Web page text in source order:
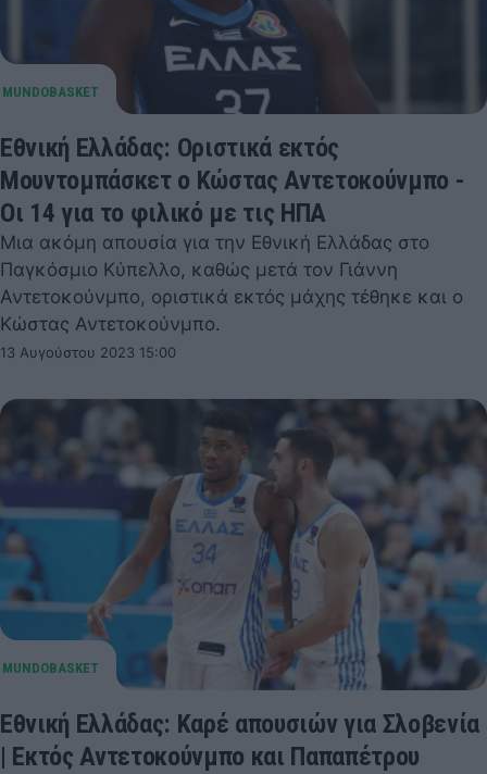
Εθνική Ελλάδας: Οριστικά εκτός
Μουντομπάσκετ ο Κώστας Αντετοκούνμπο -
Οι 14 για το φιλικό με τις ΗΠΑ
Μια ακόμη απουσία για την Εθνική Ελλάδας στο
Παγκόσμιο Κύπελλο, καθώς μετά τον Γιάννη
Αντετοκούνμπο, οριστικά εκτός μάχης τέθηκε και ο
Κώστας Αντετοκούνμπο.
13 Αυγούστου 2023 15:00
Εθνική Ελλάδας: Καρέ απουσιών για Σλοβενία
| Εκτός Αντετοκούνμπο και Παπαπέτρου